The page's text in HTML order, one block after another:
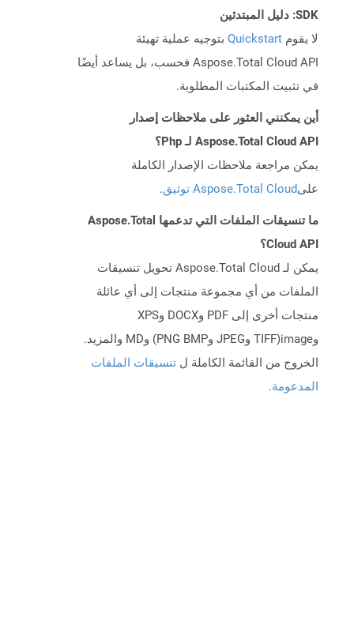
SDK: دليل المبتدئين
لا يقوم Quickstart بتوجيه عملية تهيئة
Aspose.Total Cloud API فحسب، بل يساعد أيضًا
في تثبيت المكتبات المطلوبة.
أين يمكنني العثور على ملاحظات إصدار
Aspose.Total Cloud API لـ Php؟
يمكن مراجعة ملاحظات الإصدار الكاملة
علىAspose.Total Cloud توثيق .
ما تنسيقات الملفات التي تدعمها Aspose.Total
Cloud API؟
يمكن لـ Aspose.Total Cloud تحويل تنسيقات
الملفات من أي مجموعة منتجات إلى أي عائلة
منتجات أخرى إلى PDF وDOCX وXPS
وimage(TIFF وJPEG وPNG BMP) وMD والمزيد.
الخروج من القائمة الكاملة ل تنسيقات الملفات
المدعومة.